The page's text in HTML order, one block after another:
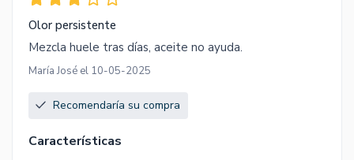
Olor persistente
Mezcla huele tras días, aceite no ayuda.
María José el 10-05-2025
Recomendaría su compra
Características